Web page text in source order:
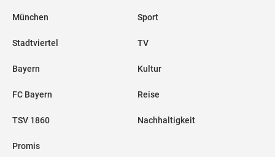
München
Stadtviertel
Bayern
FC Bayern
TSV 1860
Promis
Sport
TV
Kultur
Reise
Nachhaltigkeit